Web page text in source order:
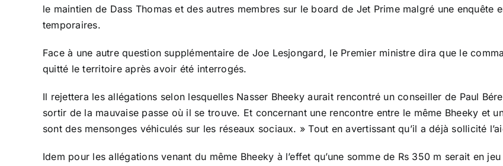
le maintien de Dass Thomas et des autres membres sur le board de Jet Prime malgré une
temporaires.
Face à une autre question supplémentaire de Joe Lesjongard, le Premier ministre dira que le
quitté le territoire après avoir été interrogés.
Il rejettera les allégations selon lesquelles Nasser Bheeky aurait rencontré un conseiller de Paul
sortir de la mauvaise passe où il se trouve. Et concernant une rencontre entre le même Bheeky et
sont des mensonges véhiculés sur les réseaux sociaux. » Tout en avertissant qu’il a déjà sollicité
Idem pour les allégations venant du même Bheeky à l’effet qu’une somme de Rs 350 m serait en